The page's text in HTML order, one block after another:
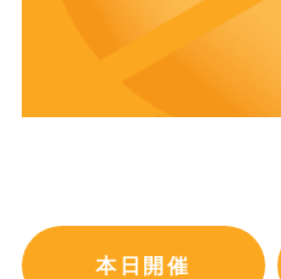
本日開催